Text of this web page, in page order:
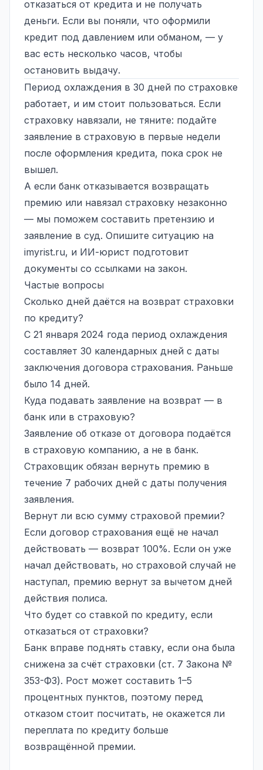
отказаться от кредита и не получать
деньги. Если вы поняли, что оформили
кредит под давлением или обманом, — у
вас есть несколько часов, чтобы
остановить выдачу.
Период охлаждения в 30 дней по страховке
работает, и им стоит пользоваться. Если
страховку навязали, не тяните: подайте
заявление в страховую в первые недели
после оформления кредита, пока срок не
вышел.
А если банк отказывается возвращать
премию или навязал страховку незаконно
— мы поможем составить претензию и
заявление в суд. Опишите ситуацию на
imyrist.ru, и ИИ-юрист подготовит
документы со ссылками на закон.
Частые вопросы
Сколько дней даётся на возврат страховки
по кредиту?
С 21 января 2024 года период охлаждения
составляет 30 календарных дней с даты
заключения договора страхования. Раньше
было 14 дней.
Куда подавать заявление на возврат — в
банк или в страховую?
Заявление об отказе от договора подаётся
в страховую компанию, а не в банк.
Страховщик обязан вернуть премию в
течение 7 рабочих дней с даты получения
заявления.
Вернут ли всю сумму страховой премии?
Если договор страхования ещё не начал
действовать — возврат 100%. Если он уже
начал действовать, но страховой случай не
наступал, премию вернут за вычетом дней
действия полиса.
Что будет со ставкой по кредиту, если
отказаться от страховки?
Банк вправе поднять ставку, если она была
снижена за счёт страховки (ст. 7 Закона №
353-ФЗ). Рост может составить 1–5
процентных пунктов, поэтому перед
отказом стоит посчитать, не окажется ли
переплата по кредиту больше
возвращённой премии.